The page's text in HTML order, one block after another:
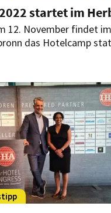
startet im
12. November findet im
das Hotelcamp
kreative